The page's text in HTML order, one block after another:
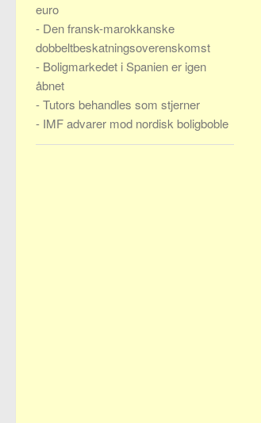
euro
- Den fransk-marokkanske
dobbeltbeskatningsoverenskomst
- Boligmarkedet i Spanien er igen
åbnet
-Tutors behandles som stjerner
- IMF advarer mod nordisk boligboble